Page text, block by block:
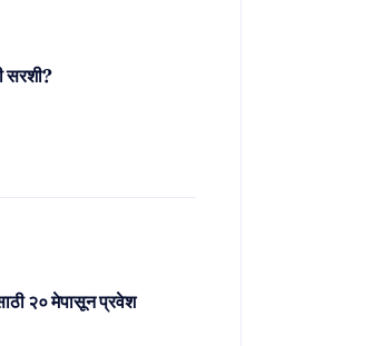
सरशी?
२० मेपासून प्रवेश